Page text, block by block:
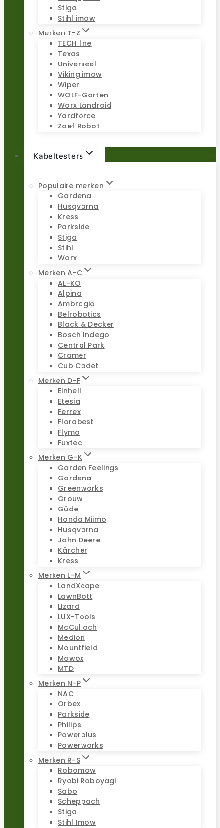
Stiga
Stihl imow
Merken T-Z
TECH line
Texas
Universeel
Viking imow
Wiper
WOLF-Garten
Worx Landroid
Yardforce
Zoef Robot
Kabeltesters
Populaire merken
Gardena
Husqvarna
Kress
Parkside
Stiga
Stihl
Worx
Merken A-C
AL-KO
Alpina
Ambrogio
Belrobotics
Black & Decker
Bosch Indego
Central Park
Cramer
Cub Cadet
Merken D-F
Einhell
Etesia
Ferrex
Florabest
Flymo
Fuxtec
Merken G-K
Garden Feelings
Gardena
Greenworks
Grouw
Güde
Honda Miimo
Husqvarna
John Deere
Kärcher
Kress
Merken L-M
LandXcape
LawnBott
Lizard
LUX-Tools
McCulloch
Medion
Mountfield
Mowox
MTD
Merken N-P
NAC
Orbex
Parkside
Philips
Powerplus
Powerworks
Merken R-S
Robomow
Ryobi Roboyagi
Sabo
Scheppach
Stiga
Stihl Imow